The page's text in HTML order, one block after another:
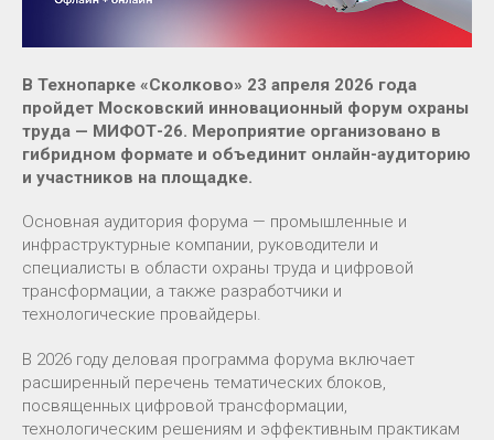
В Технопарке «Сколково» 23 апреля 2026 года
пройдет Московский инновационный форум охраны
труда — МИФОТ-26. Мероприятие организовано в
гибридном формате и объединит онлайн-аудиторию
и участников на площадке.
Основная аудитория форума — промышленные и
инфраструктурные компании, руководители и
специалисты в области охраны труда и цифровой
трансформации, а также разработчики и
технологические провайдеры.
В 2026 году деловая программа форума включает
расширенный перечень тематических блоков,
посвященных цифровой трансформации,
технологическим решениям и эффективным практикам